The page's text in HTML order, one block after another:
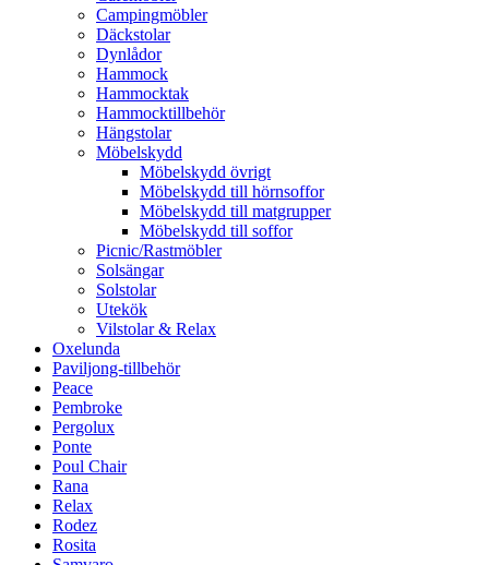
Campingmöbler
Däckstolar
Dynlådor
Hammock
Hammocktak
Hammocktillbehör
Hängstolar
Möbelskydd
Möbelskydd övrigt
Möbelskydd till hörnsoffor
Möbelskydd till matgrupper
Möbelskydd till soffor
Picnic/Rastmöbler
Solsängar
Solstolar
Utekök
Vilstolar & Relax
Oxelunda
Paviljong-tillbehör
Peace
Pembroke
Pergolux
Ponte
Poul Chair
Rana
Relax
Rodez
Rosita